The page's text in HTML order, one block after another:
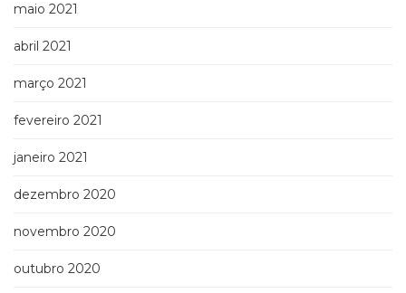
maio 2021
abril 2021
março 2021
fevereiro 2021
janeiro 2021
dezembro 2020
novembro 2020
outubro 2020